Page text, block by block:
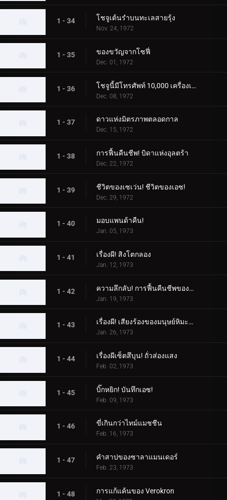
1 - 34 โชจูเต้นรำบนทะเลสายรุ้ง
Nov. 24, 1972
1 - 35 ของขวัญจากโซฟี่
Dec. 01, 1972
1 - 36 โชจูนี้มีโทรศัพท์ 10,000 เครื่องเหรอ?
Dec. 08, 1972
1 - 37 ดาวแห่งมิตรภาพตลอดกาล
Dec. 15, 1972
1 - 38 การฟื้นคืนชีพ! บิดาแห่งอุลตร้า
Dec. 22, 1972
1 - 39 ชีวิตของเซเว่น! ชีวิตของเอซ!
Dec. 29, 1972
1 - 40 มอบแพนด้าคืน!
Jan. 05, 1973
1 - 41 เรื่องผี! สิงโตกลอง
Jan. 12, 1973
1 - 42 ความลึกลับ! การฟื้นคืนชีพของสัตว์ประหลาด Woo
Jan. 19, 1973
1 - 43 เรื่องผี! เสียงร้องของมนุษย์หิมะที่น่ารังเกียจ
Jan. 26, 1973
1 - 44 เรื่องผีเซ็ตสึบุน! ถั่วส่องแสง
Feb. 02, 1973
1 - 45 บิ๊กหยิก! บันทึกเอซ!
Feb. 09, 1973
1 - 46 ขี่เกินกว่าไทม์แมชชีน
Feb. 16, 1973
1 - 47 คำสาปของซาลาแมนเดอร์
Feb. 23, 1973
1 - 48 การแก้แค้นของ Verokron